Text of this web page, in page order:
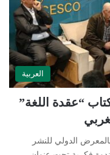
العربية
“عقدة اللغة”
الدولي للنشر